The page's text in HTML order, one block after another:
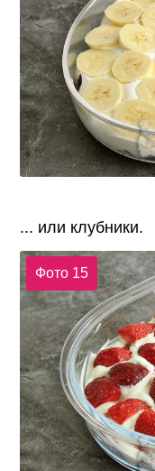
... или клубники.
Фото 15